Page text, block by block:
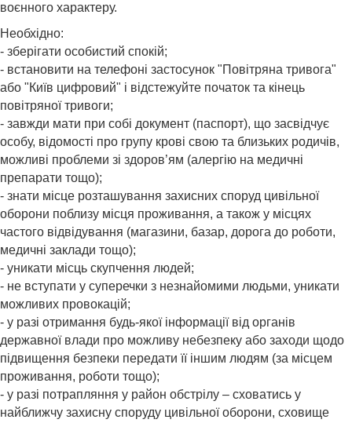
воєнного характеру.
Необхідно:
- зберігати особистий спокій;
- встановити на телефоні застосунок "Повітряна тривога"
або "Київ цифровий" і відстежуйте початок та кінець
повітряної тривоги;
- завжди мати при собі документ (паспорт), що засвідчує
особу, відомості про групу крові свою та близьких родичів,
можливі проблеми зі здоров’ям (алергію на медичні
препарати тощо);
- знати місце розташування захисних споруд цивільної
оборони поблизу місця проживання, а також у місцях
частого відвідування (магазини, базар, дорога до роботи,
медичні заклади тощо);
- уникати місць скупчення людей;
- не вступати у суперечки з незнайомими людьми, уникати
можливих провокацій;
- у разі отримання будь-якої інформації від органів
державної влади про можливу небезпеку або заходи щодо
підвищення безпеки передати її іншим людям (за місцем
проживання, роботи тощо);
- у разі потрапляння у район обстрілу – сховатись у
найближчу захисну споруду цивільної оборони, сховище